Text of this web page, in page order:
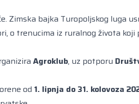
Zimska bajka Turopoljskog luga
o trenucima iz ruralnog života koji
Agroklub, uz potporu
od 1. lipnja do 31. kolovoza